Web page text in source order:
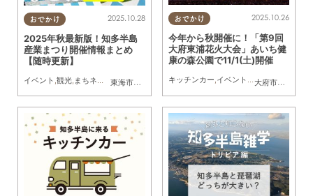
おでかけ
東海市
, 大府市 知多市,東浦町,阿久比町 ,半田市,常滑市
2025.10.28
2025年秋最新版！知多半島
産業まつり開催情報まとめ
【随時更新】
イベント ,観光, まちネタ 季節ネタ
おでかけ
大府市東浦町
2025.10.26
今年から秋開催に！「第9回
大府東浦花火大会」あいち健
康の森公園で11/1(土)開催
キッチンカー,イベント ,季節ネタ